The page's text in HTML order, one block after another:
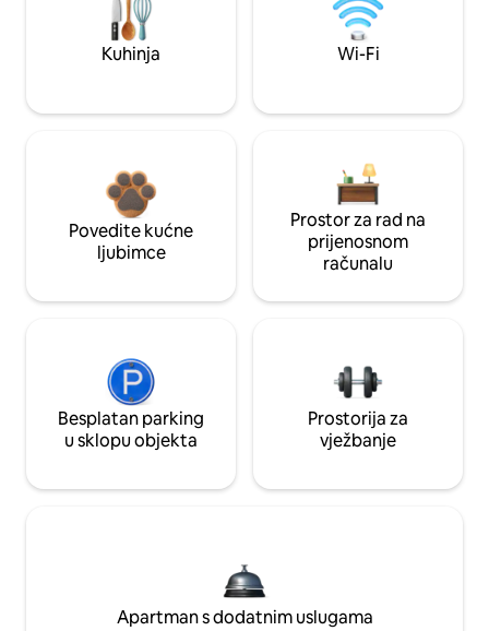
Kuhinja Wi-Fi
Povedite kućne
ljubimce
Prostor za rad na
prijenosnom
računalu
Besplatan parking
u sklopu objekta
Prostorija za
vježbanje
Apartman s dodatnim uslugama